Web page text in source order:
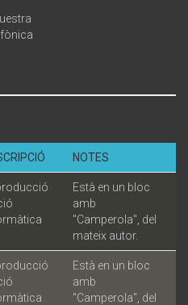
NOTES
Està en un bloc
amb
"Camperola", del
mateix autor.
Està en un bloc
amb
"Camperola", del